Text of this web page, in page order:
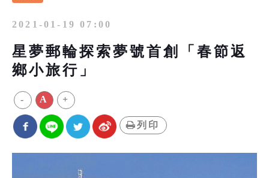
2021-01-19 07:00
星夢郵輪探索夢號首創「春節返
鄉小旅行」
- A +
列印